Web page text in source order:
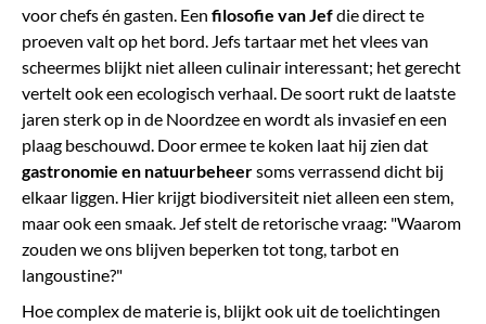
voor chefs én gasten. Een filosofie van Jefdie direct te
proeven valt op het bord. Jefs tartaar met het vlees van
scheermes blijkt niet alleen culinair interessant; het gerecht
vertelt ook een ecologisch verhaal. De soort rukt de laatste
jaren sterk op in de Noordzee en wordt als invasief en een
plaag beschouwd. Door ermee te koken laat hij zien dat
gastronomie en natuurbeheersoms verrassend dicht bij
elkaar liggen. Hier krijgt biodiversiteit niet alleen een stem,
maar ook een smaak. Jef stelt de retorische vraag: "Waarom
zouden we ons blijven beperken tot tong, tarbot en
langoustine?"
Hoe complex de materie is, blijkt ook uit de toelichtingen